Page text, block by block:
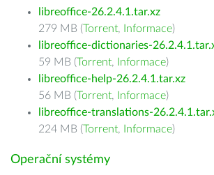
libreoffice-26.2.4.1.tar.xz
279 MB (Torrent, Informace)
libreoffice-dictionaries-
59 MB (Torrent, Informace)
libreoffice-help-26.2.4.1.tar.xz
56 MB (Torrent, Informace)
libreoffice-translations-
224 MB (Torrent, Informace)
Operační systémy